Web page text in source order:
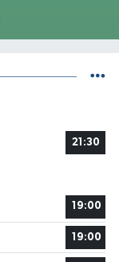
21:30
19:00
19:00